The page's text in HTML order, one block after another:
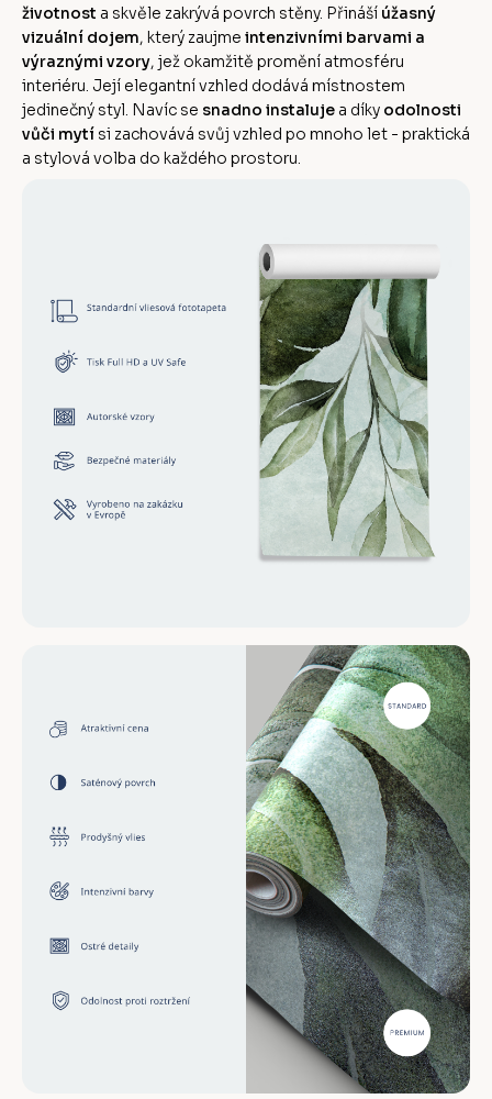
životnost a skvěle zakrývá povrch stěny. Přináší úžasný
vizuální dojem, který zaujme intenzivními barvami a
výraznými vzory, jež okamžitě promění atmosféru
interiéru. Její elegantní vzhled dodává místnostem
jedinečný styl. Navíc se snadno instaluje a díky odolnosti
vůči mytí si zachovává svůj vzhled po mnoho let - praktická
a stylová volba do každého prostoru.